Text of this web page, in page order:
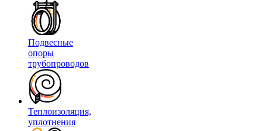
Подвесные
опоры
трубопроводов
Теплоизоляция,
уплотнения